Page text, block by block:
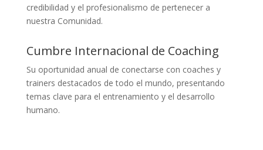
credibilidad y el profesionalismo de pertenecer a
nuestra Comunidad.
Cumbre Internacional de Coaching
Su oportunidad anual de conectarse con coaches y
trainers destacados de todo el mundo, presentando
temas clave para el entrenamiento y el desarrollo
humano.